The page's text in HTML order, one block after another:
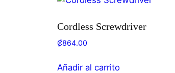
Cordless Screwdriver
₡864.00
Añadir al carrito